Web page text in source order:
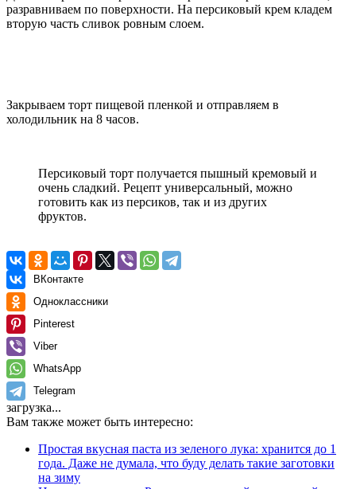
разравниваем по поверхности. На персиковый крем кладем
вторую часть сливок ровным слоем.
Закрываем торт пищевой пленкой и отправляем в
холодильник на 8 часов.
Персиковый торт получается пышный кремовый и
очень сладкий. Рецепт универсальный, можно
готовить как из персиков, так и из других
фруктов.
ВКонтакте
Одноклассники
Pinterest
Viber
WhatsApp
Telegram
загрузка...
Вам также может быть интересно:
Простая вкусная паста из зеленого лука: хранится до 1
года. Даже не думала, что буду делать такие заготовки
на зиму